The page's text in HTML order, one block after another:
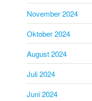
November 2024
Oktober 2024
August 2024
Juli 2024
Juni 2024